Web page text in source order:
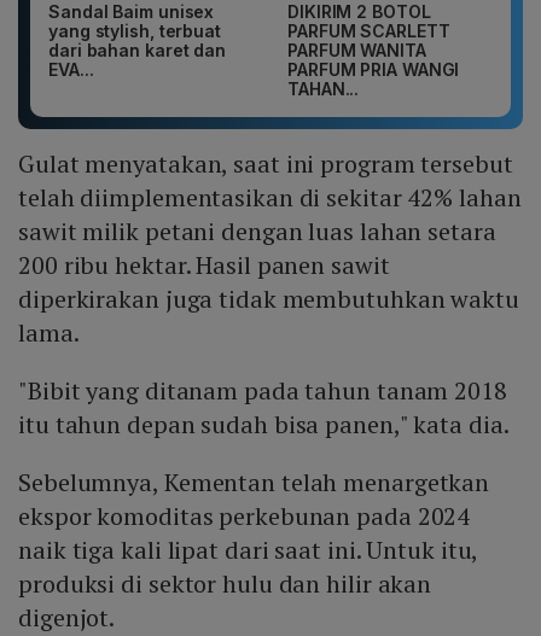
Sandal Baim unisex
yang stylish, terbuat
dari bahan karet dan
EVA...
DIKIRIM 2 BOTOL
PARFUM SCARLETT
PARFUM WANITA
PARFUM PRIA WANGI
TAHAN...
Gulat menyatakan, saat ini program tersebut
telah diimplementasikan di sekitar 42% lahan
sawit milik petani dengan luas lahan setara
200 ribu hektar. Hasil panen sawit
diperkirakan juga tidak membutuhkan waktu
lama.
"Bibit yang ditanam pada tahun tanam 2018
itu tahun depan sudah bisa panen," kata dia.
Sebelumnya, Kementan telah menargetkan
ekspor komoditas perkebunan pada 2024
naik tiga kali lipat dari saat ini. Untuk itu,
produksi di sektor hulu dan hilir akan
digenjot.